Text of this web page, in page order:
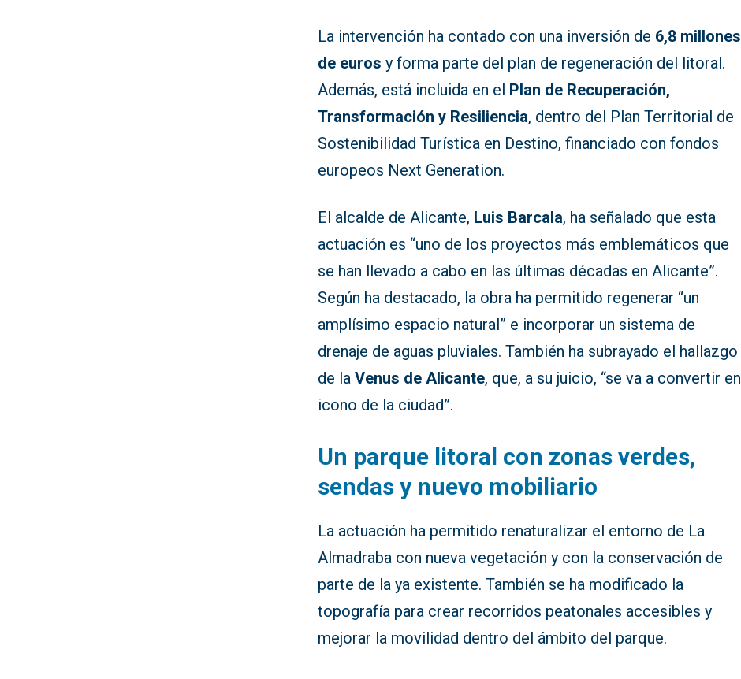
La intervención ha contado con una inversión de 6,8 millones
de euros y forma parte del plan de regeneración del litoral.
Además, está incluida en el Plan de Recuperación,
Transformación y Resiliencia, dentro del Plan Territorial de
Sostenibilidad Turística en Destino, financiado con fondos
europeos Next Generation.
El alcalde de Alicante, Luis Barcala, ha señalado que esta
actuación es “uno de los proyectos más emblemáticos que
se han llevado a cabo en las últimas décadas en Alicante”.
Según ha destacado, la obra ha permitido regenerar “un
amplísimo espacio natural” e incorporar un sistema de
drenaje de aguas pluviales. También ha subrayado el hallazgo
de laVenus de Alicante, que, a su juicio, “se va a convertir en
icono de la ciudad”.
Un parque litoral con zonas verdes,
sendas y nuevo mobiliario
La actuación ha permitido renaturalizar el entorno de La
Almadraba con nueva vegetación y con la conservación de
parte de la ya existente. También se ha modificado la
topografía para crear recorridos peatonales accesibles y
mejorar la movilidad dentro del ámbito del parque.